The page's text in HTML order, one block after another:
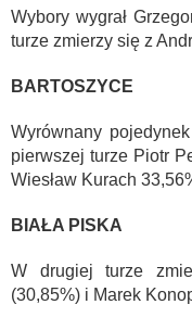
Wybory wygrał
turze zmierzy się z
BARTOSZYCE
Wyrównany
pierwszej turze Piotr
Wiesław Kurach
BIAŁA PISKA
W drugiej turze
(30,85%) i Marek